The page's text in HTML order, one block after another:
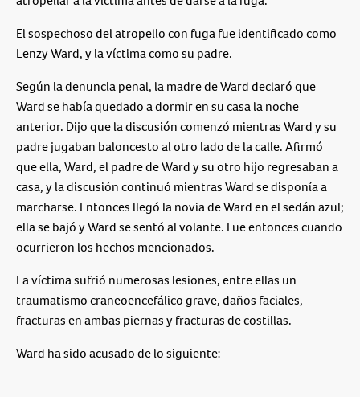
El sospechoso del atropello con fuga fue identificado como
Lenzy Ward, y la víctima como su padre.
Según la denuncia penal, la madre de Ward declaró que
Ward se había quedado a dormir en su casa la noche
anterior. Dijo que la discusión comenzó mientras Ward y su
padre jugaban baloncesto al otro lado de la calle. Afirmó
que ella, Ward, el padre de Ward y su otro hijo regresaban a
casa, y la discusión continuó mientras Ward se disponía a
marcharse. Entonces llegó la novia de Ward en el sedán azul;
ella se bajó y Ward se sentó al volante. Fue entonces cuando
ocurrieron los hechos mencionados.
La víctima sufrió numerosas lesiones, entre ellas un
traumatismo craneoencefálico grave, daños faciales,
fracturas en ambas piernas y fracturas de costillas.
Ward ha sido acusado de lo siguiente: